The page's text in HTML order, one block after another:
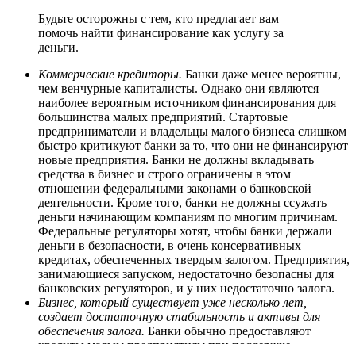
Будьте осторожны с тем, кто предлагает вам
помочь найти финансирование как услугу за
деньги.
Коммерческие кредиторы. Банки даже менее вероятны,
чем венчурные капиталисты. Однако они являются
наиболее вероятным источником финансирования для
большинства малых предприятий. Стартовые
предприниматели и владельцы малого бизнеса слишком
быстро критикуют банки за то, что они не финансируют
новые предприятия. Банки не должны вкладывать
средства в бизнес и строго ограничены в этом
отношении федеральными законами о банковской
деятельности. Кроме того, банки не должны ссужать
деньги начинающим компаниям по многим причинам.
Федеральные регуляторы хотят, чтобы банки держали
деньги в безопасности, в очень консервативных
кредитах, обеспеченных твердым залогом. Предприятия,
занимающиеся запуском, недостаточно безопасны для
банковских регуляторов, и у них недостаточно залога.
Бизнес, который существует уже несколько лет,
создает достаточную стабильность и активы для
обеспечения залога. Банки обычно предоставляют